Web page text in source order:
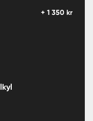
+ 1 350 kr